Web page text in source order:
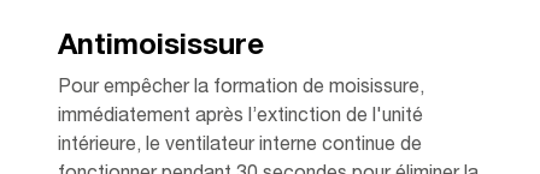
Antimoisissure
Pour empêcher la formation de moisissure,
immédiatement après l’extinction de l'unité
intérieure, le ventilateur interne continue de